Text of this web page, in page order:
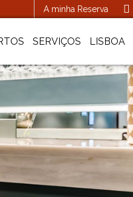
A minha Reserva
SERVIÇOS LISBOA